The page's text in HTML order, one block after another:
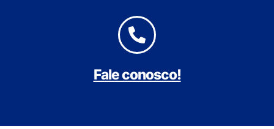
Fale conosco!